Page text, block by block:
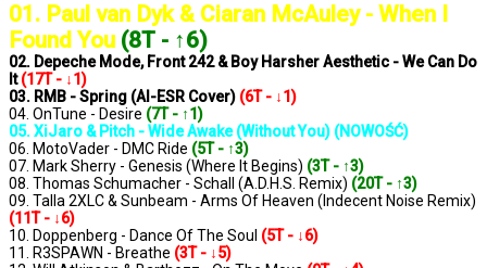
01. Paul van Dyk & Ciaran McAuley - When I
Found You (8T - ↑6)
02. Depeche Mode, Front 242 & Boy Harsher Aesthetic - We Can Do
It(17T - ↓1)
03. RMB - Spring (AI-ESR Cover) (6T - ↓1)
04. OnTune - Desire (7T - ↑1)
05. XiJaro & Pitch - Wide Awake (Without You) (NOWOŚĆ)
06. MotoVader - DMC Ride (5T - ↑3)
07. Mark Sherry - Genesis (Where It Begins) (3T - ↑3)
08. Thomas Schumacher - Schall (A.D.H.S. Remix) (20T - ↑3)
09. Talla 2XLC & Sunbeam - Arms Of Heaven (Indecent Noise Remix)
(11T - ↓6)
10. Doppenberg - Dance Of The Soul (5T - ↓6)
11. R3SPAWN - Breathe (3T - ↓5)